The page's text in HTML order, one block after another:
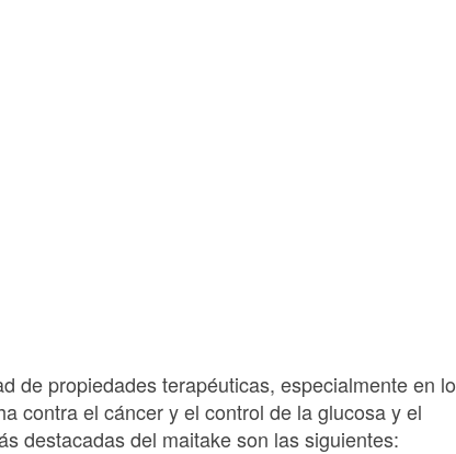
de propiedades terapéuticas, especialmente en lo
contra el cáncer y el control de la glucosa y el
destacadas del maitake son las siguientes: